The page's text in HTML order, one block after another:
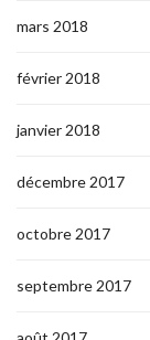
mars 2018
février 2018
janvier 2018
décembre 2017
octobre 2017
septembre 2017